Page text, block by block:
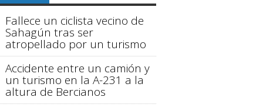
Fallece un ciclista vecino de
Sahagún tras ser
atropellado por un turismo
Accidente entre un camión y
un turismo en la A-231 a la
altura de Bercianos